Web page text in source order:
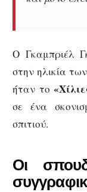
Ο Γκαμπριέλ
στην ηλικία των
ήταν το
σε ένα
σπιτιού.
Οι